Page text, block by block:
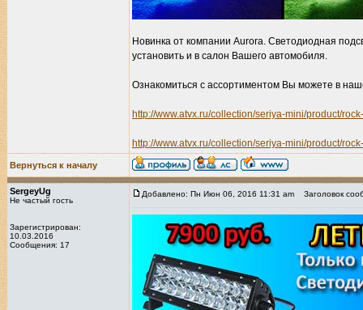
Новинка от компании Aurora. Светодиодная
установить и в салон Вашего автомобиля.
Ознакомиться с ассортиментом Вы можете в
http://www.atvx.ru/collection/seriya-mini/product/
http://www.atvx.ru/collection/seriya-mini/product/
Вернуться к началу
SergeyUg
Не частый гость
Зарегистрирован:
10.03.2016
Сообщения: 17
Добавлено: Пн Июн 06, 2016 11:31 am Заголовок